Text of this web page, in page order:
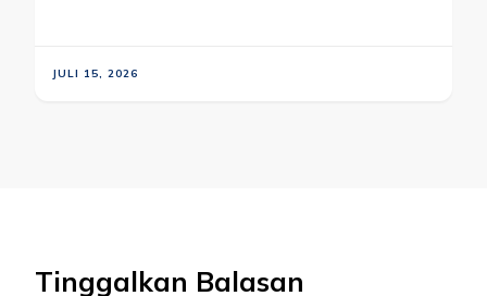
JULI 15, 2026
Tinggalkan Balasan